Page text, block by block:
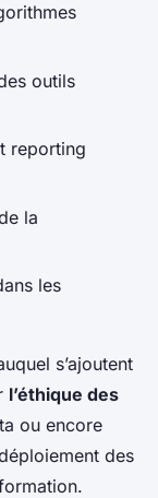
outils
reporting
la
les
s’ajoutent
l’éthique des
ou encore
des